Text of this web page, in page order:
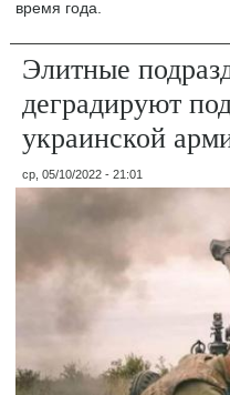
время года.
Элитные
деградируют
украинской
ср, 05/10/2022 - 21:01